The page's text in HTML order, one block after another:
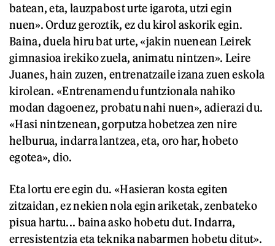
batean, eta, lauzpabost urte igarota, utzi egin
nuen». Orduz geroztik, ez du kirol askorik egin.
Baina, duela hiru bat urte, «jakin nuenean Leirek
gimnasioa irekiko zuela, animatu nintzen». Leire
Juanes, hain zuzen, entrenatzaile izana zuen eskola
kirolean. «Entrenamendu funtzionala nahiko
modan dagoenez, probatu nahi nuen», adierazi du.
«Hasi nintzenean, gorputza hobetzea zen nire
helburua, indarra lantzea, eta, oro har, hobeto
egotea», dio.
Eta lortu ere egin du. «Hasieran kosta egiten
zitzaidan, ez nekien nola egin ariketak, zenbateko
pisua hartu... baina asko hobetu dut. Indarra,
erresistentzia eta teknika nabarmen hobetu ditut».